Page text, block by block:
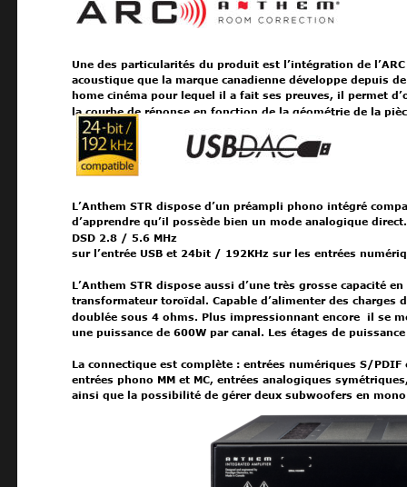
Une des particularités du produit est l’intégration de
acoustique que la marque canadienne développe depuis
home cinéma pour lequel il a fait ses preuves, il permet
la courbe de réponse en fonction de la géométrie de la
L’Anthem STR dispose d’un préampli phono intégré
d’apprendre qu’il possède bien un mode analogique
DSD 2.8 / 5.6 MHz
sur l’entrée USB et 24bit / 192KHz sur les entrées
L’Anthem STR dispose aussi d’une très grosse capacité
transformateur toroïdal. Capable d’alimenter des
doublée sous 4 ohms. Plus impressionnant encore  il se
une puissance de 600W par canal. Les étages de
La connectique est complète : entrées numériques S/
entrées phono MM et MC, entrées analogiques
ainsi que la possibilité de gérer deux subwoofers en